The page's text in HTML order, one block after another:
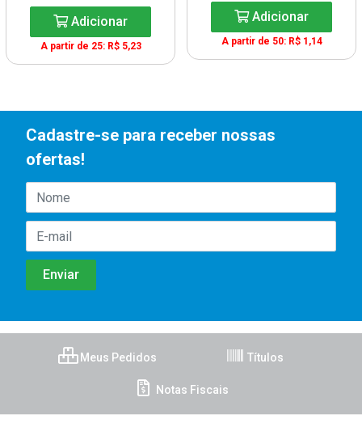
Adicionar
A partir de 25: R$ 5,23
Adicionar
A partir de 50: R$ 1,14
Cadastre-se para receber nossas
ofertas!
Meus Pedidos Títulos
Notas Fiscais